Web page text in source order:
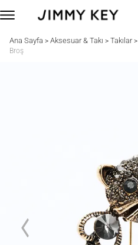
Ana Sayfa > Aksesuar & Takı > Takılar>
Broş